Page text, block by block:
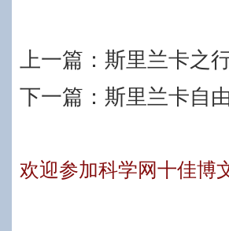
上一篇： 斯里兰卡之
下一篇： 斯里兰卡自
欢迎参加科学网十佳博